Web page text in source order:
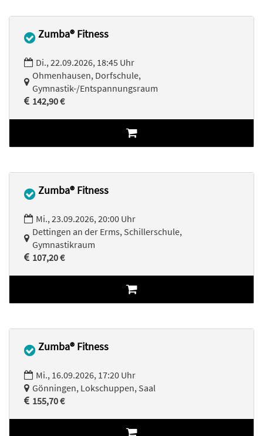
Zumba® Fitness
Di., 22.09.2026, 18:45 Uhr
Ohmenhausen, Dorfschule,
Gymnastik-/Entspannungsraum
142,90 €
Zumba® Fitness
Mi., 23.09.2026, 20:00 Uhr
Dettingen an der Erms, Schillerschule,
Gymnastikraum
107,20 €
Zumba® Fitness
Mi., 16.09.2026, 17:20 Uhr
Gönningen, Lokschuppen, Saal
155,70 €